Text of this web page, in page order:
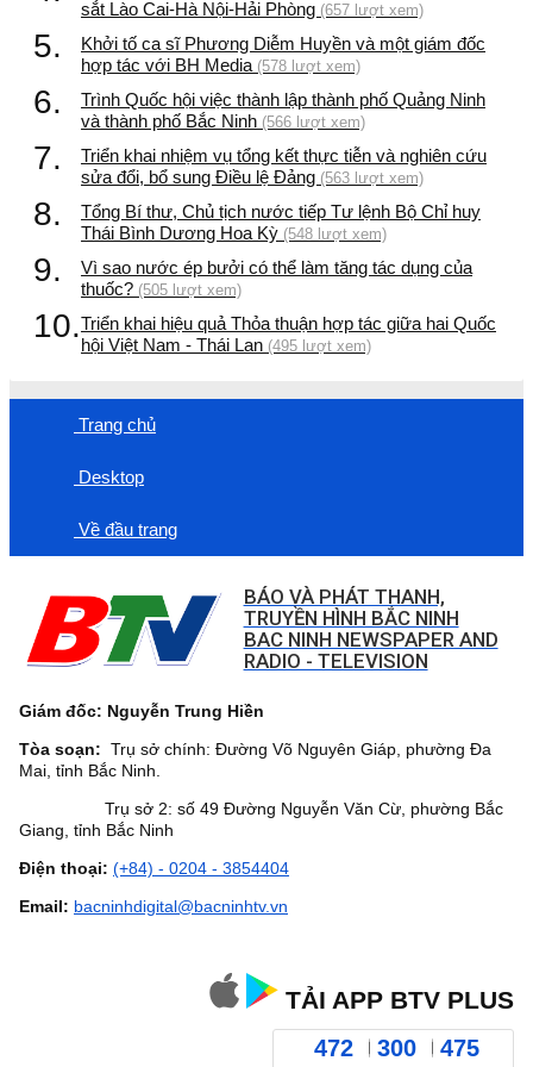
sắt Lào Cai-Hà Nội-Hải Phòng (657 lượt xem)
5.
Khởi tố ca sĩ Phương Diễm Huyền và một giám đốc
hợp tác với BH Media (578 lượt xem)
6.
Trình Quốc hội việc thành lập thành phố Quảng Ninh
và thành phố Bắc Ninh (566 lượt xem)
7.
Triển khai nhiệm vụ tổng kết thực tiễn và nghiên cứu
sửa đổi, bổ sung Điều lệ Đảng (563 lượt xem)
8.
Tổng Bí thư, Chủ tịch nước tiếp Tư lệnh Bộ Chỉ huy
Thái Bình Dương Hoa Kỳ (548 lượt xem)
9.
Vì sao nước ép bưởi có thể làm tăng tác dụng của
thuốc? (505 lượt xem)
10.Triển khai hiệu quả Thỏa thuận hợp tác giữa hai Quốc
hội Việt Nam - Thái Lan (495 lượt xem)
Trang chủ
Desktop
Về đầu trang
BÁO VÀ PHÁT THANH,
TRUYỀN HÌNH BẮC NINH
BAC NINH NEWSPAPER AND
RADIO - TELEVISION
Giám đốc: Nguyễn Trung Hiền
Tòa soạn: Trụ sở chính: Đường Võ Nguyên Giáp, phường Đa
Mai, tỉnh Bắc Ninh.
Trụ sở 2: số 49 Đường Nguyễn Văn Cừ, phường Bắc
Giang, tỉnh Bắc Ninh
Điện thoại: (+84) - 0204 - 3854404
Email: bacninhdigital@bacninhtv.vn
TẢI APP BTV PLUS
472 300 475